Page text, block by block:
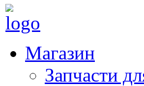
Магазин
Запчасти